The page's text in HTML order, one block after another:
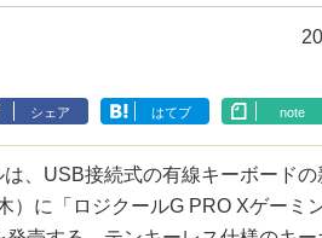
シェア はてブ note
、USB接続式の有線キーボードの
）に「ロジクールG PRO Xゲーミ